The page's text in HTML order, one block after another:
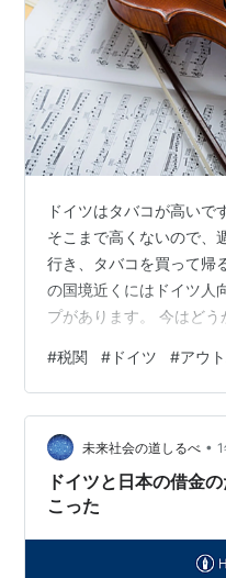
ドイツはタバコが高いで
そこまで高くないので、
行き、タバコを買って帰
の国境近くにはドイツ人
プがあります。 今はど
た。 私がバイエルンに住
行き、タバコをカートン
車を走らせればすぐにチ
も混んでないし、快適な
カートンまでなら問題な
か行った後・・・魔がさ
#税関 # ドイツ #アウ
未来社会の道しるべ •
ドイツと日本の借金
こった